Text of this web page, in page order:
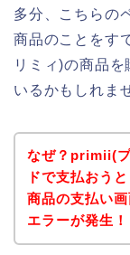
多分、こちらの
商品のことをす
リミィ)の商品
いるかもしれま
なぜ？primii(
ドで支払おう
商品の支払い
エラーが発生！